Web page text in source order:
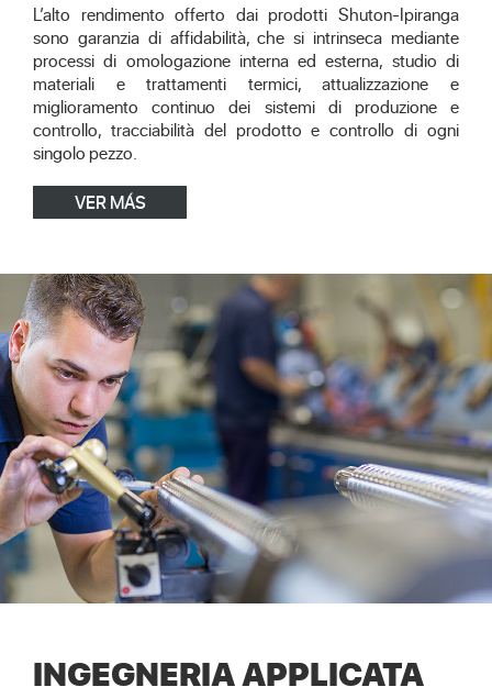
L’alto rendimento offerto dai prodotti Shuton-Ipiranga
sono garanzia di affidabilità, che si intrinseca mediante
processi di omologazione interna ed esterna, studio di
materiali e trattamenti termici, attualizzazione e
miglioramento continuo dei sistemi di produzione e
controllo, tracciabilità del prodotto e controllo di ogni
singolo pezzo.
VER MÁS
INGEGNERIA APPLICATA